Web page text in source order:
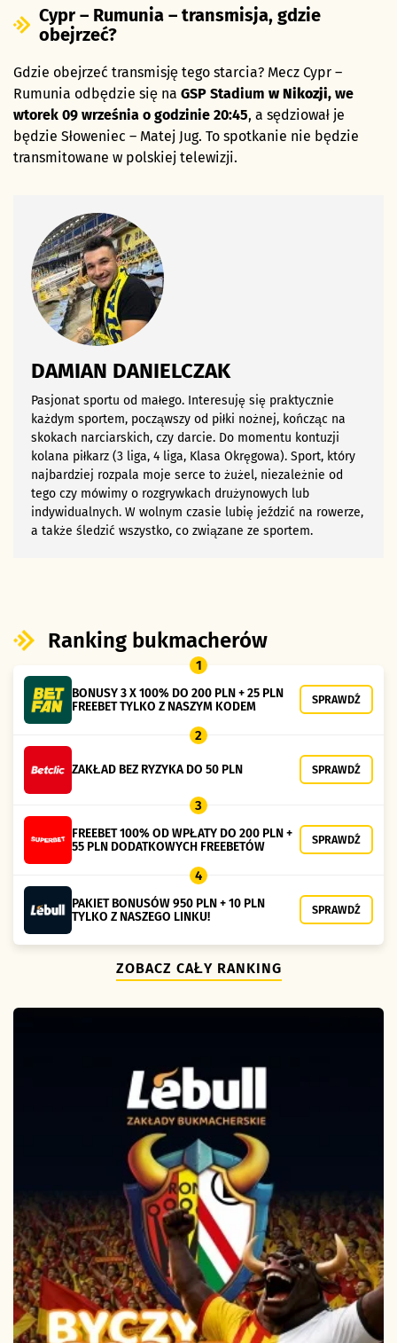
Cypr – Rumunia – transmisja, gdzie
obejrzeć?
Gdzie obejrzeć transmisję tego starcia? Mecz Cypr –
Rumunia odbędzie się na GSP Stadium w Nikozji, we
wtorek 09 września o godzinie 20:45, a sędziował je
będzie Słoweniec – Matej Jug. To spotkanie nie będzie
transmitowane w polskiej telewizji.
DAMIAN DANIELCZAK
Pasjonat sportu od małego. Interesuję się praktycznie
każdym sportem, począwszy od piłki nożnej, kończąc na
skokach narciarskich, czy darcie. Do momentu kontuzji
kolana piłkarz (3 liga, 4 liga, Klasa Okręgowa). Sport, który
najbardziej rozpala moje serce to żużel, niezależnie od
tego czy mówimy o rozgrywkach drużynowych lub
indywidualnych. W wolnym czasie lubię jeździć na rowerze,
a także śledzić wszystko, co związane ze sportem.
Ranking bukmacherów
1
BONUSY 3 X 100% DO 200 PLN + 25 PLN
FREEBET TYLKO Z NASZYM KODEM
SPRAWDŹ
2
ZAKŁAD BEZ RYZYKA DO 50 PLN SPRAWDŹ
3
FREEBET 100% OD WPŁATY DO 200 PLN +
55 PLN DODATKOWYCH FREEBETÓW
SPRAWDŹ
4
PAKIET BONUSÓW 950 PLN + 10 PLN
TYLKO Z NASZEGO LINKU!
SPRAWDŹ
ZOBACZ CAŁY RANKING